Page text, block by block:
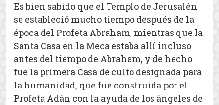
Es bien sabido que el Templo de Jerusalén
se estableció mucho tiempo después de la
época del Profeta Abraham, mientras que la
Santa Casa en la Meca estaba allí incluso
antes del tiempo de Abraham, y de hecho
fue la primera Casa de culto designada para
la humanidad, que fue construida por el
Profeta Adán con la ayuda de los ángeles de